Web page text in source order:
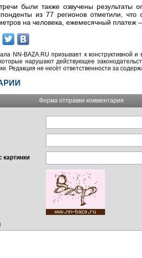
были также озвучены результаты
из 77 регионов отметили,
на человека, ежемесячный платеж
NN-BAZA.RU призывает к конструктивной
нарушают действующее
Редакция не несёт ответственности за
Форма отправки комментария
картинки